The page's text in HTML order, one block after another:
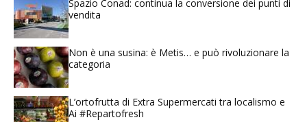
Spazio Conad: continua la conversione dei punti di
vendita
Non è una susina: è Metis… e può rivoluzionare la
categoria
L’ortofrutta di Extra Supermercati tra localismo e
Ai #Repartofresh